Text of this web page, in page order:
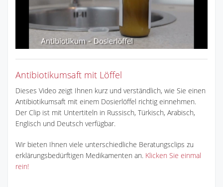
Antibiotikumsaft mit Löffel
Dieses Video zeigt Ihnen kurz und verständlich, wie Sie einen
Antibiotikumsaft mit einem Dosierlöffel richtig einnehmen.
Der Clip ist mit Untertiteln in Russisch, Türkisch, Arabisch,
Englisch und Deutsch verfügbar.
Wir bieten Ihnen viele unterschiedliche Beratungsclips zu
erklärungsbedürftigen Medikamenten an. Klicken Sie einmal
rein!